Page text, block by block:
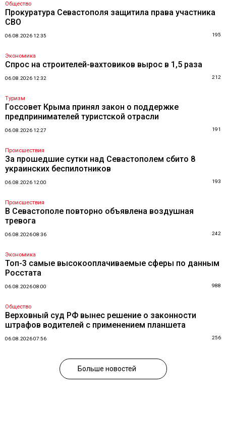
Общество
Прокуратура Севастополя защитила права участника
СВО
06.08.2026 12:35 195
Экономика
Спрос на строителей-вахтовиков вырос в 1,5 раза
06.08.2026 12:32 212
Туризм
Госсовет Крыма принял закон о поддержке
предпринимателей туристской отрасли
06.08.2026 12:27 191
Происшествия
За прошедшие сутки над Севастополем сбито 8
украинских беспилотников
06.08.2026 12:00 193
Происшествия
В Севастополе повторно объявлена воздушная
тревога
06.08.2026 08:36 242
Экономика
Топ-3 самые высокооплачиваемые сферы по данным
Росстата
06.08.2026 08:00 988
Общество
Верховный суд РФ вынес решение о законности
штрафов водителей с применением планшета
06.08.2026 07:56 256
Больше новостей